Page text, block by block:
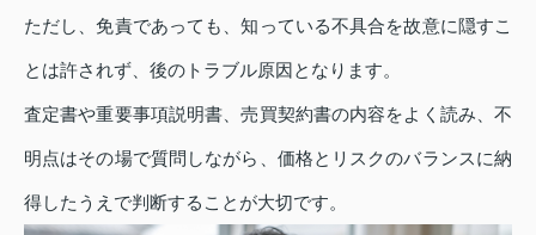
ただし、免責であっても、知っている不具合を故意に隠すこ
とは許されず、後のトラブル原因となります。
査定書や重要事項説明書、売買契約書の内容をよく読み、不
明点はその場で質問しながら、価格とリスクのバランスに納
得したうえで判断することが大切です。